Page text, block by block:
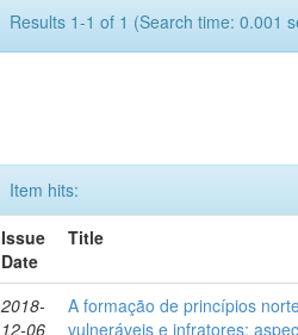
Results 1-1 of 1 (Search time: 0.001
Item hits:
Issue
Date
Title
2018-
12-06
A formação de princípios
vulneráveis e infratores: